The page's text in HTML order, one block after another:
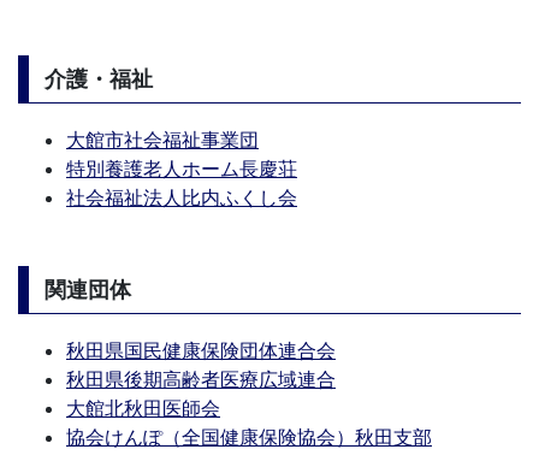
介護・福祉
大館市社会福祉事業団
特別養護老人ホーム長慶荘
社会福祉法人比内ふくし会
関連団体
秋田県国民健康保険団体連合会
秋田県後期高齢者医療広域連合
大館北秋田医師会
協会けんぽ（全国健康保険協会）秋田支部